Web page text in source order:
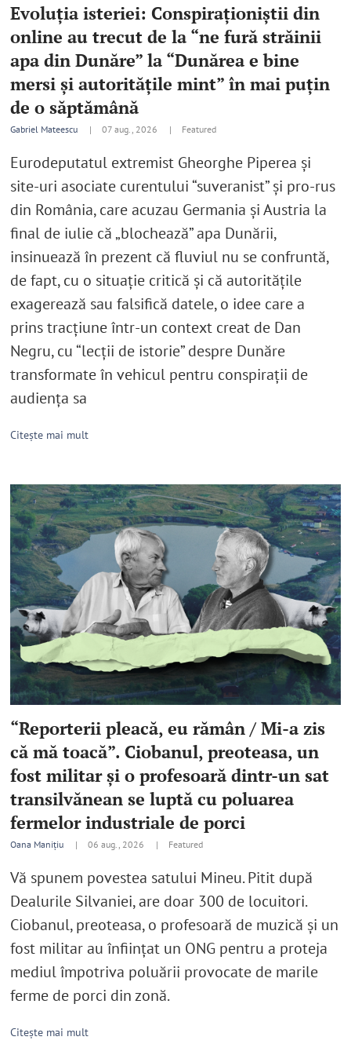
Evoluția isteriei: Conspiraționiștii din
online au trecut de la “ne fură străinii
apa din Dunăre” la “Dunărea e bine
mersi și autoritățile mint” în mai puțin
de o săptămână
Gabriel Mateescu | 07 aug., 2026 | Featured
Eurodeputatul extremist Gheorghe Piperea și
site-uri asociate curentului “suveranist” și pro-rus
din România, care acuzau Germania și Austria la
final de iulie că „blochează” apa Dunării,
insinuează în prezent că fluviul nu se confruntă,
de fapt, cu o situație critică și că autoritățile
exagerează sau falsifică datele, o idee care a
prins tracțiune într-un context creat de Dan
Negru, cu “lecții de istorie” despre Dunăre
transformate în vehicul pentru conspirații de
audiența sa
Citește mai mult
“Reporterii pleacă, eu rămân / Mi-a zis
că mă toacă”. Ciobanul, preoteasa, un
fost militar şi o profesoară dintr-un sat
transilvănean se luptă cu poluarea
fermelor industriale de porci
Oana Manițiu | 06 aug., 2026 | Featured
Vă spunem povestea satului Mineu. Pitit după
Dealurile Silvaniei, are doar 300 de locuitori.
Ciobanul, preoteasa, o profesoară de muzică şi un
fost militar au înfiinţat un ONG pentru a proteja
mediul împotriva poluării provocate de marile
ferme de porci din zonă.
Citește mai mult